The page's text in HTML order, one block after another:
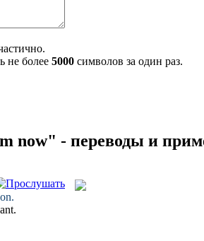
не более 5000 символов за один раз.
now" - переводы и
on.
.